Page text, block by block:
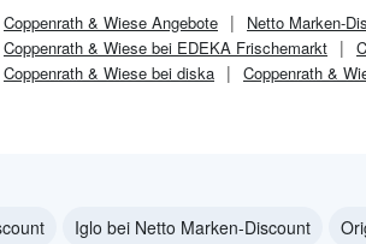
Coppenrath & Wiese Angebote Netto Marken-
Coppenrath & Wiese bei EDEKA Frischemarkt
Coppenrath & Wiese bei diska
Coppenrath &
Iglo bei Netto Marken-Discount